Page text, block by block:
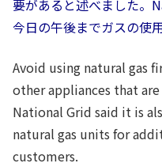
要があると述べました。
今日の午後までガスの使
Avoid using natural gas
other appliances that
National Grid said it is
natural gas units for
customers.